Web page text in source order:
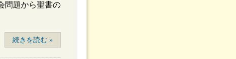
問題から聖書の
続きを読む »